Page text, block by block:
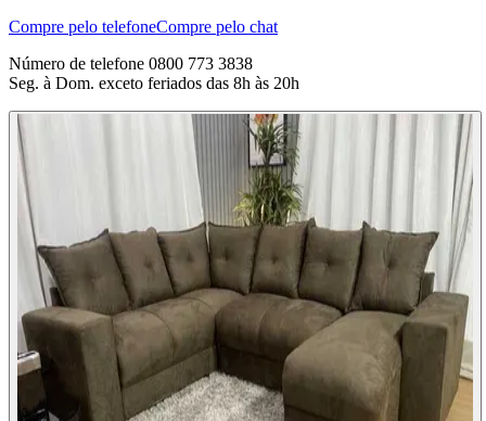
Compre pelo telefoneCompre pelo chat
Número de telefone 0800 773 3838
Seg. à Dom. exceto feriados das 8h às 20h